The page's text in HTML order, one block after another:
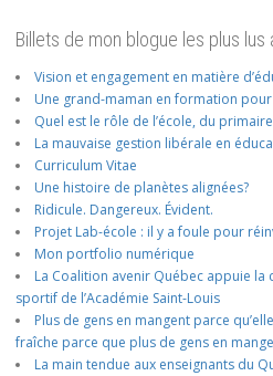
Billets de mon blogue les plus lus
Vision et engagement en matière
Une grand-maman en formation
Quel est le rôle de l’école, du primaire
La mauvaise gestion libérale en
Curriculum Vitae
Une histoire de planètes alignées?
Ridicule. Dangereux. Évident.
Projet Lab-école : il y a foule pour
Mon portfolio numérique
La Coalition avenir Québec appuie
sportif de l’Académie Saint-Louis
Plus de gens en mangent parce
fraîche parce que plus de gens en
La main tendue aux enseignants du